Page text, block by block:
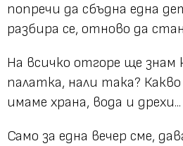
попречи да сбъдна една
разбира се, отново да
На всичко отгоре ще знам
палатка, нали така?
имаме храна, вода и дрехи...
Само за една вечер сме,